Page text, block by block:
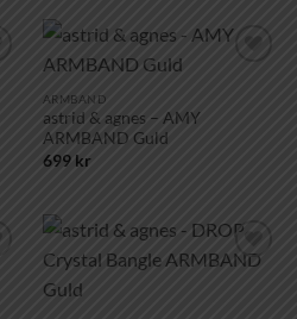
ARMBAND
astrid & agnes – AMY
ARMBAND Guld
699 kr